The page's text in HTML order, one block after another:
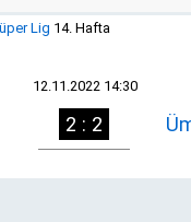
Lig 14. Hafta
12.11.2022 14:30
2 : 2